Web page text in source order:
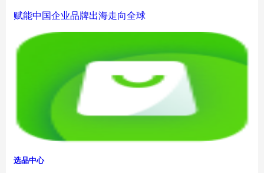
赋能中国企业品牌出海走向全球
选品中心